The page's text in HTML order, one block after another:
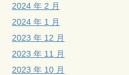
2024 年 2 月
2024 年 1 月
2023 年 12 月
2023 年 11 月
2023 年 10 月